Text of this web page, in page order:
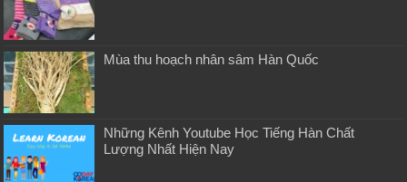
Mùa thu hoạch nhân sâm Hàn Quốc
Những Kênh Youtube Học Tiếng Hàn Chất
Lượng Nhất Hiện Nay